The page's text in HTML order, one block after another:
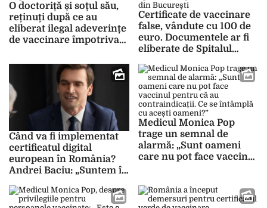
O doctoriță și soțul său,
reținuți după ce au
eliberat ilegal adeverințe
de vaccinare împotriva
Certificate de vaccinare
false, vândute cu 100 de
euro. Documentele ar fi
eliberate de Spitalul
din Bucureşti
Când va fi implementat
certificatul digital
european în România?
Andrei Baciu: „Suntem în
Medicul Monica Pop
trage un semnal de
alarmă: „Sunt oameni
care nu pot face vaccinul
întâmplă cu acești
oameni?”